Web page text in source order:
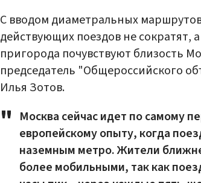
С вводом диаметральных
действующих поездов не сократят,
пригорода почувствуют близость
председатель "Общероссийского
Илья Зотов.
Москва сейчас идет по самому
европейскому опыту, когда
наземным метро. Жители
более мобильными, так как